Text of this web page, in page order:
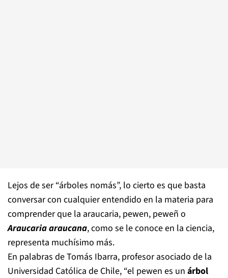
Lejos de ser “árboles nomás”, lo cierto es que basta
conversar con cualquier entendido en la materia para
comprender que la araucaria, pewen, peweñ o
Araucaria araucana, como se le conoce en la ciencia,
representa muchísimo más.
En palabras de Tomás Ibarra, profesor asociado de la
Universidad Católica de Chile, “el pewen es un árbol